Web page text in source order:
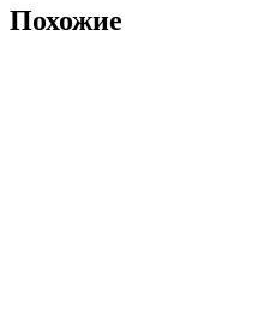
Похожие